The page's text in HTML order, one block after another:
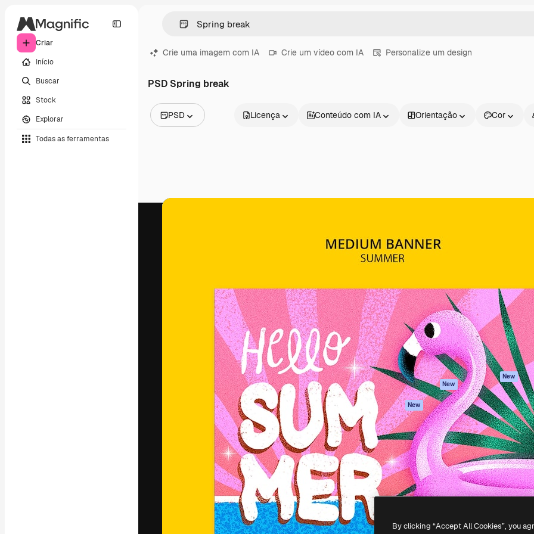
Criar
Início
Buscar
Stock
Explorar
Todas as ferramentas
Crie uma imagem com IA Crie um vídeo com IA Personalize um design
PSD Spring break
PSD
Vídeos
Licença Conteúdo com IA Orientação Cor
seu melhor trabalho. Mais de 1 milhão de
assinantes entre criativos, empresas,
agências e estúdios.
Português
Produtos
Assistente de IA
Gerador de
imagens
Gerador de vídeos
Texto para voz
Conteúdo de stock
MCP para
Claude/ChatGPT
New
Agentes New
API
App móvel
Todas as
ferramentas
Documentação
Atendimento
Termos e
condições
Política de
privacidade
Originais New
Política de
Central de
confiabilidade
Afiliados
Empresas
Copyright © 2010-2026 Freepik Company S.L.U. Todos os direitos reservados.
By clicking “Accept All Cookies”, you